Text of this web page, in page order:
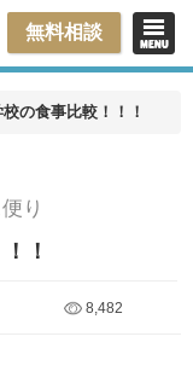
無料相談
の食事比較！！！
り
！
8,482